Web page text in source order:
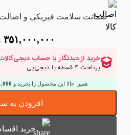
ضمانت سلامت فیزیکی و اصالت
۳۵۱,۰۰۰,۰۰۰
همین حالا این محصول را بخرید و
افزودن به
خرید